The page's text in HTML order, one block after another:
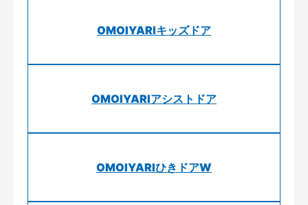
OMOIYARIキッズドア
OMOIYARIアシストドア
OMOIYARIひきドアW